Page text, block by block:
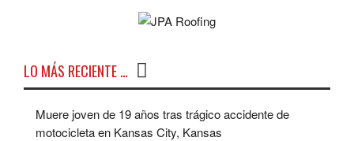
LO MÁS RECIENTE …
Muere joven de 19 años tras trágico accidente de
motocicleta en Kansas City, Kansas